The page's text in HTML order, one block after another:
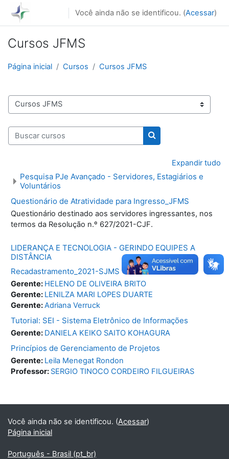
Ir para o conteúdo principal
Você ainda não se identificou. (Acessar)
Cursos JFMS
Página inicial Cursos Cursos JFMS
Categorias de Cursos
Buscar cursos
Buscar cursos
Expandir tudo
Pesquisa PJe Avançado - Servidores, Estagiários e
Voluntários
Questionário de Atratividade para Ingresso_JFMS
Questionário destinado aos servidores ingressantes, nos
termos da Resolução n.º 627/2021-CJF.
LIDERANÇA E TECNOLOGIA - GERINDO EQUIPES A
DISTÂNCIA
Recadastramento_2021-SJMS
Gerente: HELENO DE OLIVEIRA BRITO
Gerente: LENILZA MARI LOPES DUARTE
Gerente:Adriana Verruck
Tutorial: SEI - Sistema Eletrônico de Informações
Gerente: DANIELA KEIKO SAITO KOHAGURA
Princípios de Gerenciamento de Projetos
Gerente: Leila Menegat Rondon
Professor: SERGIO TINOCO CORDEIRO FILGUEIRAS
Você ainda não se identificou. (Acessar)
Página inicial
Português - Brasil ‎(pt_br)‎